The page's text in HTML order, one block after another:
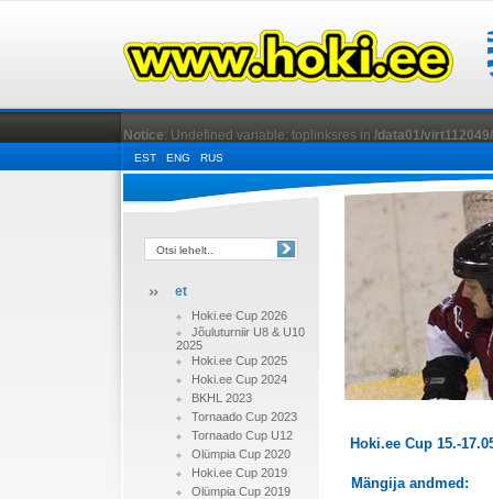
Notice: Undefined variable: toplinksres in /data01/
EST ENG RUS
et
Hoki.ee Cup 2026
Jõuluturniir U8 & U10
2025
Hoki.ee Cup 2025
Hoki.ee Cup 2024
BKHL 2023
Tornaado Cup 2023
Tornaado Cup U12
Olümpia Cup 2020
Hoki.ee Cup 2019
Olümpia Cup 2019
Hoki.ee Cup 15.-
Mängija andmed: